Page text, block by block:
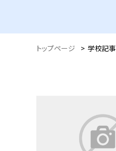
トップページ > 学校記事